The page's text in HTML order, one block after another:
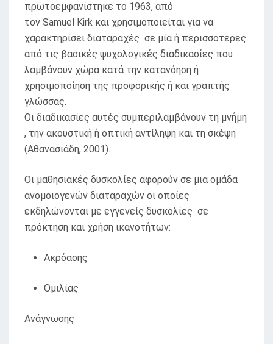
πρωτοεμφανίστηκε το 1963, από
τον Samuel Kirk και χρησιμοποιείται για να
χαρακτηρίσει διαταραχές σε μία ή περισσότερες
από τις βασικές ψυχολογικές διαδικασίες που
λαμβάνουν χώρα κατά την κατανόηση ή
χρησιμοποίηση της προφορικής ή και γραπτής
γλώσσας.
Οι διαδικασίες αυτές συμπεριλαμβάνουν τη μνήμη
, την ακουστική ή οπτική αντίληψη και τη σκέψη
(Αθανασιάδη, 2001).
Οι μαθησιακές δυσκολίες αφορούν σε μια ομάδα
ανομοιογενών διαταραχών οι οποίες
εκδηλώνονται με εγγενείς δυσκολίες σε
πρόκτηση και χρήση ικανοτήτων:
Ακρόασης
Ομιλίας
Ανάγνωσης